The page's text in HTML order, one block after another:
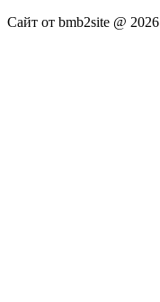
Сайт от bmb2site @ 2026